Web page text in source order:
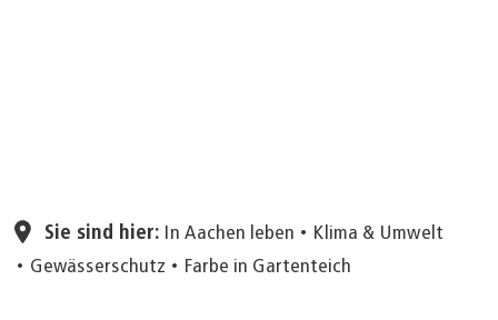
Sie sind hier: In Aachen leben
Klima & Umwelt
Gewässerschutz
Farbe in Gartenteich